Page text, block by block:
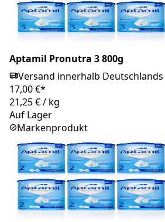
Aptamil Pronutra 3 800g
Versand innerhalb Deutschlands
17,00 €*
21,25 €/ kg
Auf Lager
Markenprodukt